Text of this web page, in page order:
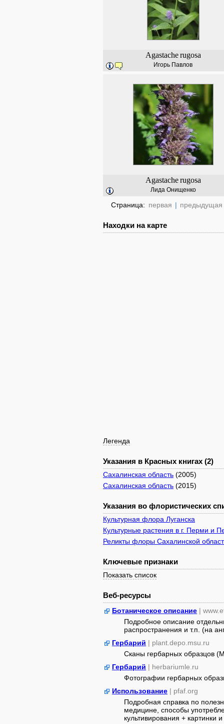
Agastache rugosa
Игорь Павлов
Agastache rugosa
Лида Онищенко
Страница: первая | предыдущая
Находки на карте
Легенда
Указания в Красных книгах (2)
Сахалинская область (2005)
Сахалинская область (2015)
Указания во флористических
Культурная флора Луганска
Культурные растения в г. Перми и
Реликты флоры Сахалинской
Ключевые признаки
Показать список
Веб-ресурсы
Ботаническое описание |
Подробное описание
распространения и т.п. (на
Гербарий | plant.depo.msu.ru
Сканы гербарных образцов
Гербарий | herbariumle.ru
Фотографии гербарных
Использование | pfaf.org
Подробная справка по
медицине, способы
культивирования + картинки